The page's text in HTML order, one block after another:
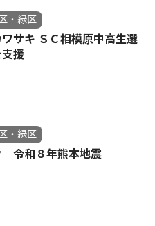
・緑区
サキ ＳＣ相模原中高生選
援
・緑区
令和８年熊本地震